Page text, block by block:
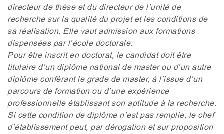
directeur de thèse et du directeur de l’unité de
recherche sur la qualité du projet et les conditions de
sa réalisation. Elle vaut admission aux formations
dispensées par l’école doctorale.
Pour être inscrit en doctorat, le candidat doit être
titulaire d’un diplôme national de master ou d’un autre
diplôme conférant le grade de master, à l’issue d’un
parcours de formation ou d’une expérience
professionnelle établissant son aptitude à la recherche.
Si cette condition de diplôme n’est pas remplie, le chef
d’établissement peut, par dérogation et sur proposition